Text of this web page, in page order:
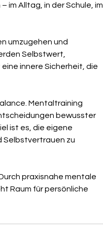
im Alltag, in der Schule, im
umzugehen und
Selbstwert,
innere Sicherheit, die
Mentaltraining
bewusster
ist es, die eigene
Selbstvertrauen zu
praxisnahe mentale
Raum für persönliche